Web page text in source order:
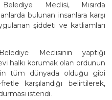
Meclisi, Mısırda
bulunan insanlara karşı
şiddeti ve katliamları
Meclisinin yaptığı
halkı korumak olan ordunun
tüm dünyada olduğu gibi
karşılandığı belirtilerek,
istendi.